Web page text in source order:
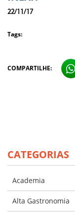
22/11/17
Tags:
COMPARTILHE:
CATEGORIAS
Academia
Alta Gastronomia